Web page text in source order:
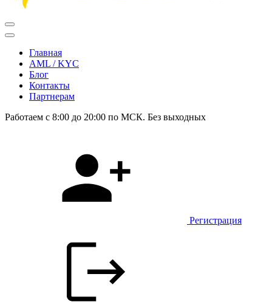
Главная
AML / KYC
Блог
Контакты
Партнерам
Работаем с 8:00 до 20:00 по МСК. Без выходных
Регистрация